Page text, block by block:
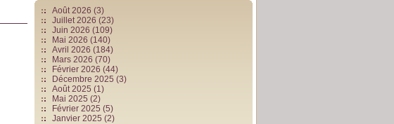
Août 2026 (3)
Juillet 2026 (23)
Juin 2026 (109)
Mai 2026 (140)
Avril 2026 (184)
Mars 2026 (70)
Février 2026 (44)
Décembre 2025 (3)
Août 2025 (1)
Mai 2025 (2)
Février 2025 (5)
Janvier 2025 (2)